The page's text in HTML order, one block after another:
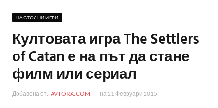
НАСТОЛНИ ИГРИ
Култовата игра The Settlers
of Catan е на път да стане
филм или сериал
Добавена от: AVTORA.COM на 21 Февруари 2015